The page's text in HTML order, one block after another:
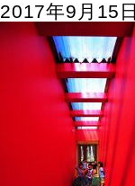
2017年9月15日